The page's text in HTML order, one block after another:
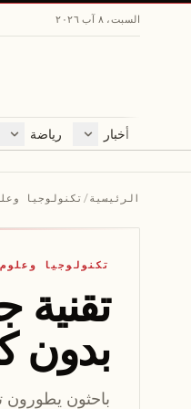
السبت، ٨ آب ٢٠٢٦
أخبار
اخبار لبنان
رياضة
كرة القدم
الرئيسية/ تكنولوجيا
تكنولوجيا وعلوم
بدون
باحثون يطورون